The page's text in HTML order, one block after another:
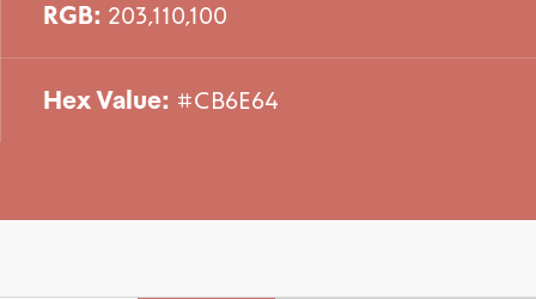
RGB: 203,110,100
Hex Value: #CB6E64